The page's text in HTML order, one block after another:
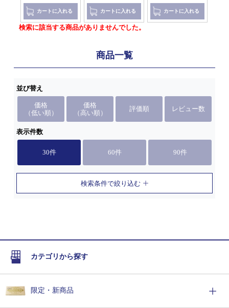
カートに入れる カートに入れる カートに入れる
検索に該当する商品がありませんでした。
商品一覧
並び替え
価格
（低い順）
価格
（高い順）
評価順 レビュー数
表示件数
30件 60件 90件
検索条件で絞り込む
カテゴリから探す
限定・新商品